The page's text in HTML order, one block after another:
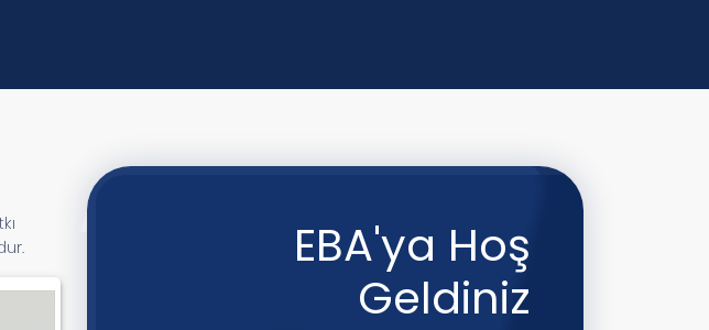
EBA'ya Hoş
Geldiniz